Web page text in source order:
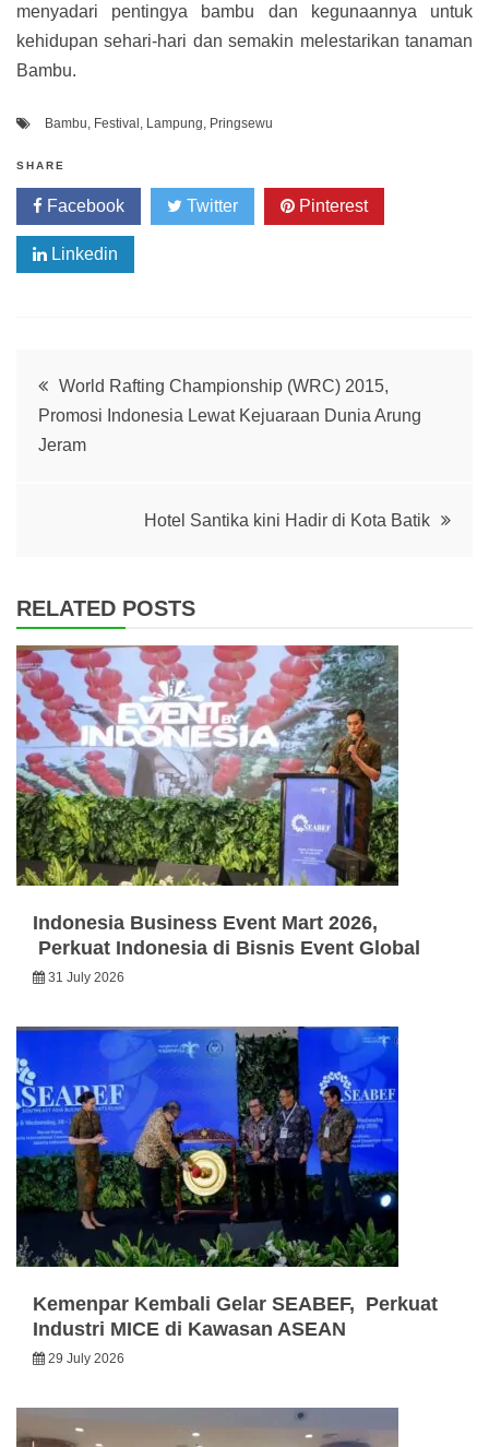
menyadari pentingya bambu dan kegunaannya untuk
kehidupan sehari-hari dan semakin melestarikan tanaman
Bambu.
Bambu, Festival , Lampung, Pringsewu
SHARE
Facebook Twitter Pinterest
Linkedin
Post
navigation
World Rafting Championship (WRC) 2015,
Promosi Indonesia Lewat Kejuaraan Dunia Arung
Jeram
Hotel Santika kini Hadir di Kota Batik
RELATED POSTS
Indonesia Business Event Mart 2026,
Perkuat Indonesia di Bisnis Event Global
31 July 2026
Kemenpar Kembali Gelar SEABEF, Perkuat
Industri MICE di Kawasan ASEAN
29 July 2026